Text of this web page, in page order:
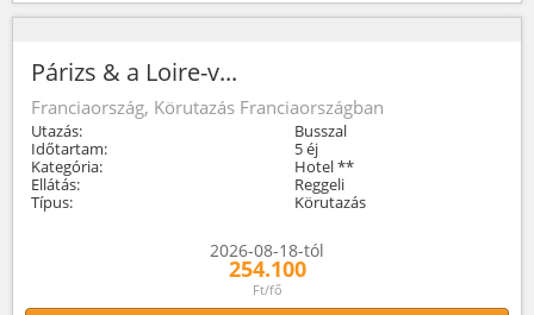
Párizs & a Loire-v...
Franciaország, Körutazás Franciaországban
Utazás:
Busszal
Időtartam:
5 éj
Kategória:
Hotel **
Ellátás:
Reggeli
Típus:
Körutazás
2026-08-18-tól
254.100
Ft/fő